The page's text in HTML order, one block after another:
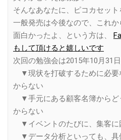
そんなあなたに、ピコカセット
一般発売は今後なので、これか
面白かったよ、という方は、
もして頂けると嬉しいです
次回の勉強会は2015年10月31
▼現状を打破するために必要
からない
▼手元にある顧客名簿からど
からない
▼イベントのたびに、集客に
▼データ分析といっても、具